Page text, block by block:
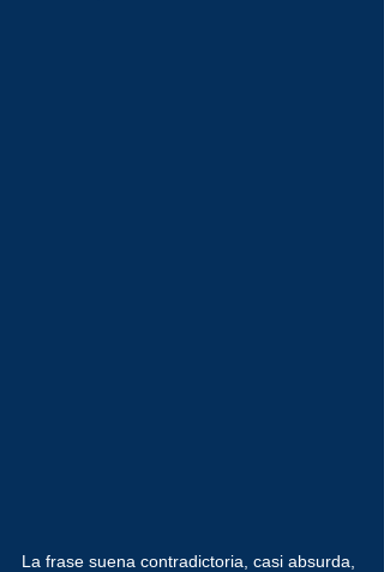
La frase suena contradictoria, casi absurda,